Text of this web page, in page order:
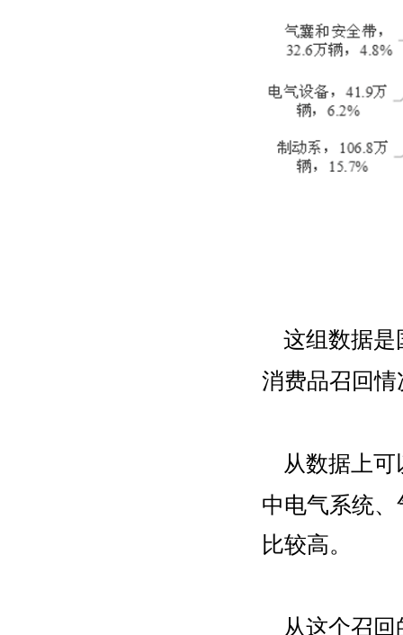
这组数据是
消费品召回情
从数据上
中电气系统
比较高。
从这个召